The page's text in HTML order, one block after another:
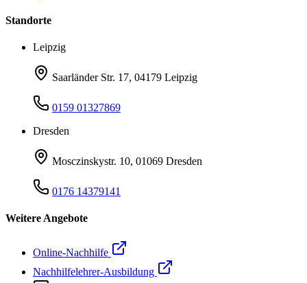
Standorte
Leipzig
Saarländer Str. 17, 04179 Leipzig
0159 01327869
Dresden
Mosczinskystr. 10, 01069 Dresden
0176 14379141
Weitere Angebote
Online-Nachhilfe
Nachhilfelehrer-Ausbildung